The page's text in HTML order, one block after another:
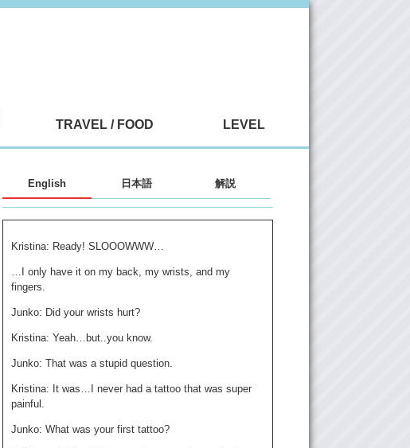
TRAVEL / FOOD LEVEL
English 日本語 解説
Kristina: Ready! SLOOOWWW…
…I only have it on my back, my wrists, and my
fingers.
Junko: Did your wrists hurt?
Kristina: Yeah…but..you know.
Junko: That was a stupid question.
Kristina: It was…I never had a tattoo that was super
painful.
Junko: What was your first tattoo?